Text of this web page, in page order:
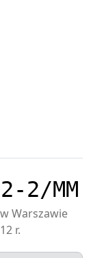
2/MM
Warszawie
r.